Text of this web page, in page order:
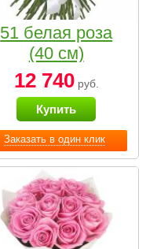
Заказать в один клик
51 белая роза
(40 см)
12 740руб.
Купить